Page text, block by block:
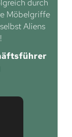
durch
Möbelgriffe
Aliens